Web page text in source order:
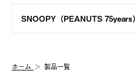
SNOOPY（PEANUTS 75years
ホーム 製品一覧